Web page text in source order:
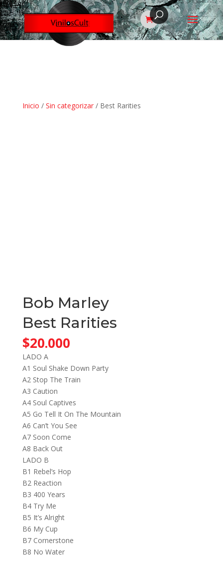
Inicio / Sin categorizar/ Best Rarities
Bob Marley
Best Rarities
$20.000
LADO A
A1 Soul Shake Down Party
A2 Stop The Train
A3 Caution
A4 Soul Captives
A5 Go Tell It On The Mountain
A6 Can’t You See
A7 Soon Come
A8 Back Out
LADO B
B1 Rebel’s Hop
B2 Reaction
B3 400 Years
B4 Try Me
B5 It’s Alright
B6 My Cup
B7 Cornerstone
B8 No Water